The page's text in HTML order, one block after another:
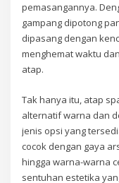
pemasangannya.
gampang dipotong
dipasang dengan
menghemat waktu
atap.
Tak hanya itu, atap
alternatif warna dan
jenis opsi yang
cocok dengan gaya
hingga warna-warna
sentuhan estetika